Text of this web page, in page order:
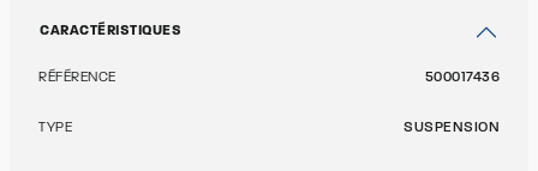
CARACTÉRISTIQUES
RÉFÉRENCE 500017436
TYPE SUSPENSION